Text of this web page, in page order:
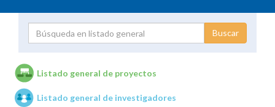
Unidades de investigación
Listado general de proyectos
Listado general de investigadores